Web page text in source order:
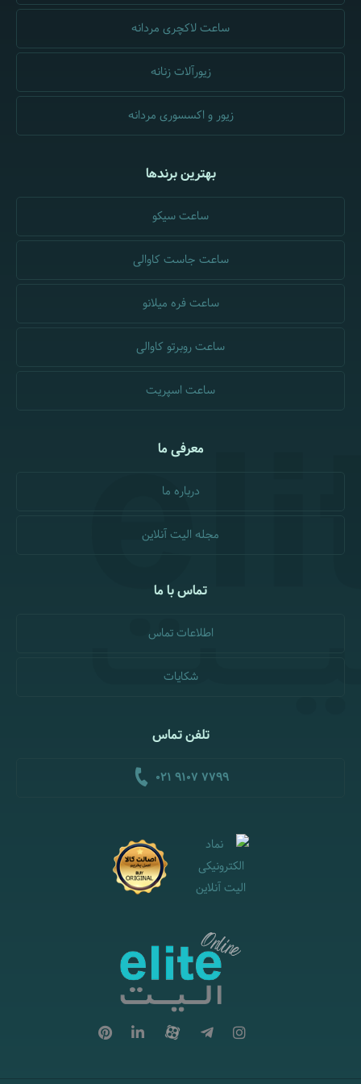
ساعت لاکچری مردانه
زیورآلات زنانه
زیور و اکسسوری مردانه
بهترین برندها
ساعت سیکو
ساعت جاست کاوالی
ساعت فره میلانو
ساعت روبرتو کاوالی
ساعت اسپریت
معرفی ما
درباره ما
مجله الیت آنلاین
تماس با ما
اطلاعات تماس
شکایات
تلفن تماس
021 9107 7799